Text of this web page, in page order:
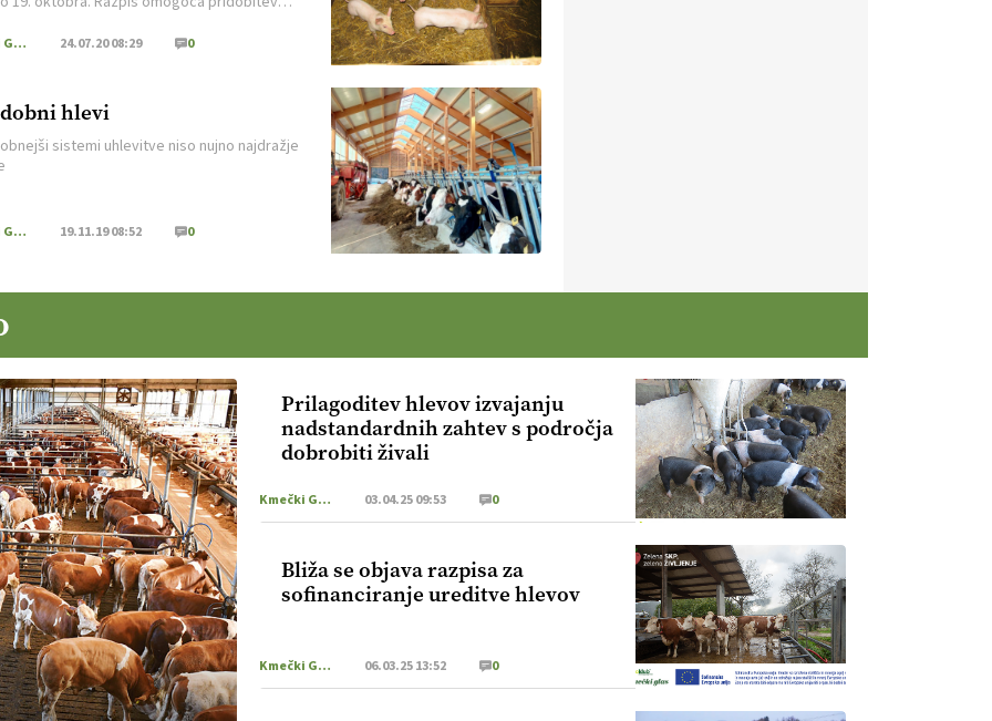
izvajanju nadstandardnih zahtev za živali.
Kmečki Glas 24.07.20 08:29 0
hlevi
sistemi uhlevitve niso nujno najdražje
Kmečki Glas 19.11.19 08:52 0
Prilagoditev hlevov izvajanju
nadstandardnih zahtev s področja
dobrobiti živali
Kmečki Glas 03.04.25 09:53 0
Bliža se objava razpisa za
sofinanciranje ureditve hlevov
Kmečki Glas 06.03.25 13:52 0